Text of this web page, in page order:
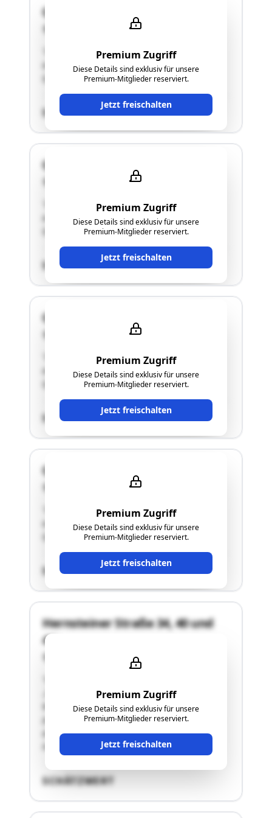
Premium Zugriff
Diese Details sind exklusiv für unsere
Premium-Mitglieder reserviert.
Jetzt freischalten
Quellengasse 11
2493 Lichtenwörth-Nadelburg
"Grundstück im Ausmaß von 700m2, EFH mit
ausgebautem Dachgeschoß, Adresse:
Quellengasse 11"
SCHÄTZWERT
Premium Zugriff
Diese Details sind exklusiv für unsere
Premium-Mitglieder reserviert.
Jetzt freischalten
Quellengasse 11
2493 Lichtenwörth-Nadelburg
"Grundstück im Ausmaß von 700m2, EFH mit
ausgebautem Dachgeschoß, Adresse:
Quellengasse 11"
SCHÄTZWERT
Premium Zugriff
Diese Details sind exklusiv für unsere
Premium-Mitglieder reserviert.
Jetzt freischalten
Quellengasse 11
2493 Lichtenwörth-Nadelburg
"Grundstück im Ausmaß von 700m2, EFH mit
ausgebautem Dachgeschoß, Adresse:
Quellengasse 11"
SCHÄTZWERT
Premium Zugriff
Diese Details sind exklusiv für unsere
Premium-Mitglieder reserviert.
Jetzt freischalten
Quellengasse 11
2493 Lichtenwörth-Nadelburg
"Grundstück im Ausmaß von 700m2, EFH mit
ausgebautem Dachgeschoß, Adresse:
Quellengasse 11"
SCHÄTZWERT
Premium Zugriff
Diese Details sind exklusiv für unsere
Premium-Mitglieder reserviert.
Jetzt freischalten
Hernsteiner Straße 34, 40 und
40a
2753 Markt Piesting
.244, .356 und .832/2, 1491m² Bauland -
Wohngebiet, ein neues Wohngebäude
(dreigeschoßiges Fertighaus ELK, 1998) und ein
altes Wohngebäude (um 1900),
Hernsteinerstraße 40a, 40 und 34"
SCHÄTZWERT